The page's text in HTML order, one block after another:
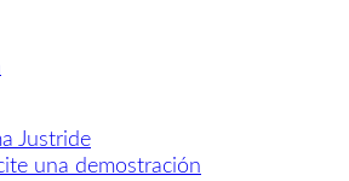
Justride
una demostración